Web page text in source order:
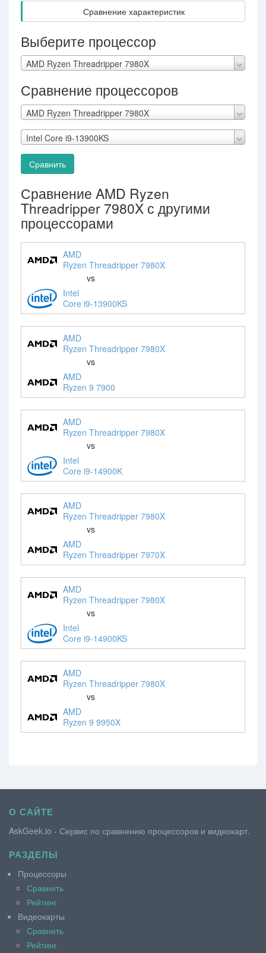
Сравнение характеристик
Выберите процессор
AMD Ryzen Threadripper 7980X
Сравнение процессоров
AMD Ryzen Threadripper 7980X
Intel Core i9-13900KS
Сравнить
Сравнение AMD Ryzen
Threadripper 7980X с другими
процессорами
AMD
Ryzen Threadripper 7980X
vs
Intel
Core i9-13900KS
AMD
Ryzen Threadripper 7980X
vs
AMD
Ryzen 9 7900
AMD
Ryzen Threadripper 7980X
vs
Intel
Core i9-14900K
AMD
Ryzen Threadripper 7980X
vs
AMD
Ryzen Threadripper 7970X
AMD
Ryzen Threadripper 7980X
vs
Intel
Core i9-14900KS
AMD
Ryzen Threadripper 7980X
vs
AMD
Ryzen 9 9950X
О САЙТЕ
AskGeek.io - Сервис по сравнению процессоров и видеокарт.
РАЗДЕЛЫ
Процессоры
Сравнить
Рейтинг
Видеокарты
Сравнить
Рейтинг